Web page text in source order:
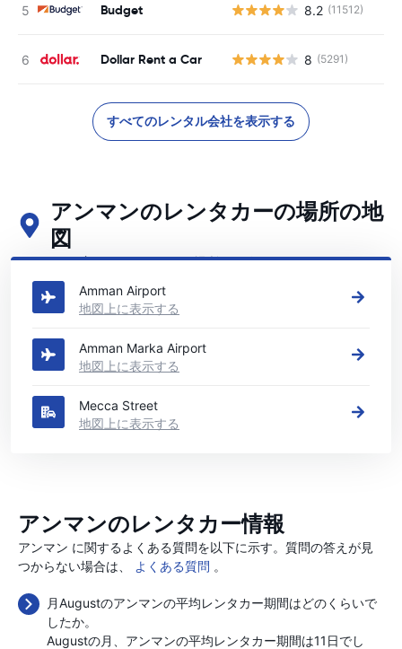
Budget 8.2 (11512)
Dollar Rent a Car 8 (5291)
すべてのレンタル会社を表示する
アンマンのレンタカーの場所の地
図
アンマンの主要なレンタカーの場所をご覧ください
Amman Airport
地図上に表示する
Amman Marka Airport
地図上に表示する
Mecca Street
地図上に表示する
アンマンのレンタカー情報
アンマン に関するよくある質問を以下に示す。質問の答えが見
つからない場合は、
よくある質問 。
月Augustのアンマンの平均レンタカー期間はどのくらいで
したか。
Augustの月、アンマンの平均レンタカー期間は11日でし